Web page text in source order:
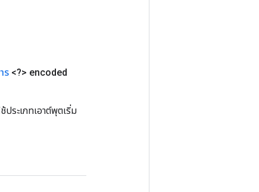
ร <?> encoded
ประเภทเอาต์พุตเริ่ม